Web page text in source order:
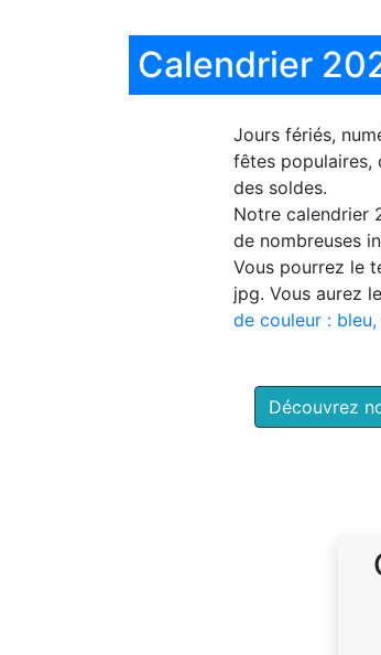
Calendrier
Jours fériés,
fêtes populaires,
des soldes.
Notre calendrier
de nombreuses
Vous pourrez le
jpg. Vous aurez
de couleur :
Découvrez